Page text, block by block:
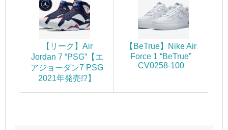
【リーク】Air
Jordan 7 “PSG”【エ
アジョーダン7 PSG
2021年発売!?】
【BeTrue】Nike Air
Force 1 “BeTrue”
CV0258-100